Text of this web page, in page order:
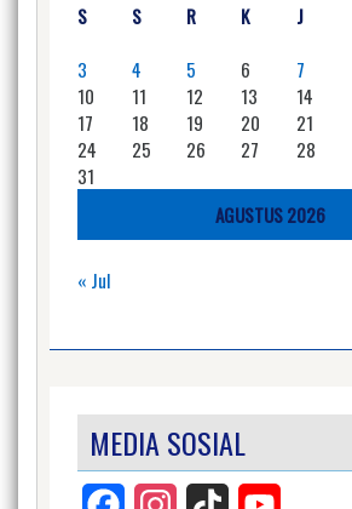
AGUSTUS 2026
S S R K J
3
4 5 6 7
10
11 12 13 14
17
18 19 20 21
24
25 26 27 28
31
« Jul
MEDIA SOSIAL